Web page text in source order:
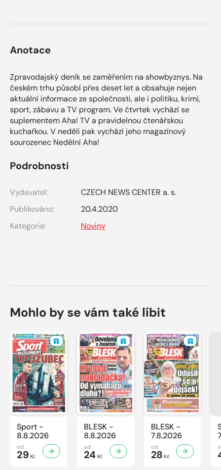
Anotace
Zpravodajský deník se zaměřením na showbyznys. Na
českém trhu působí přes deset let a obsahuje nejen
aktuální informace ze společnosti, ale i politiku, krimi,
sport, zábavu a TV program. Ve čtvrtek vychází se
suplementem Aha! TV a pravidelnou čtenářskou
kuchařkou. V neděli pak vychází jeho magazínový
sourozenec Nedělní Aha!
Podrobnosti
Vydavatel:
CZECH NEWS CENTER a. s.
Publikováno:
20.4.2020
Kategorie:
Noviny
Mohlo by se vám také líbit
Sport -
8.8.2026
od
29 Kč
BLESK -
8.8.2026
od
24Kč
BLESK -
7.8.2026
od
28 Kč